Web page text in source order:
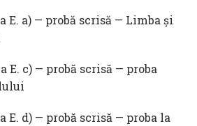
E. a) — probă scrisă — Limba și
E. c) — probă scrisă — proba
E. d) — probă scrisă — proba la